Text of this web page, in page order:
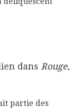
dans Rouge,
partie des